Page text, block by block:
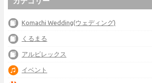
Komachi Wedding(ウェディング)
くるまる
アルビレックス
イベント